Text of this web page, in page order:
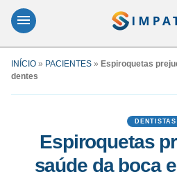
INÍCIO » PACIENTES » Espiroquetas
dentes
DENTISTAS
Espiroquetas
saúde da boca